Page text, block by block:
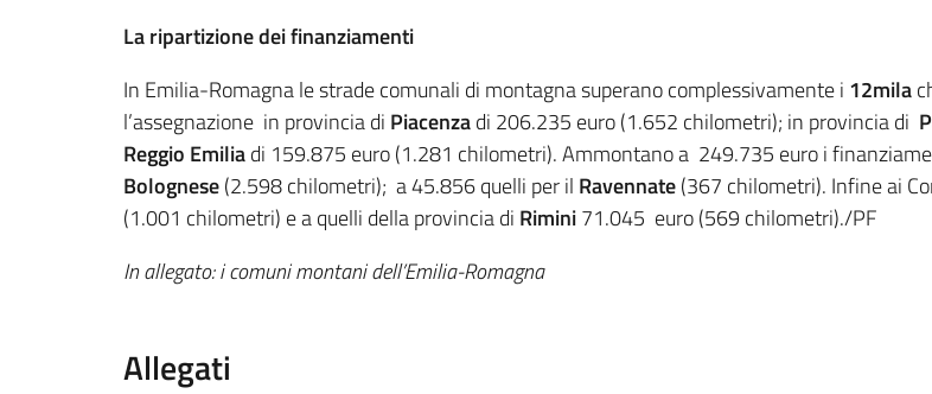
La ripartizione dei finanziamenti
In Emilia-Romagna le strade comunali di montagna superano complessivamente i 12mila
l’assegnazione in provincia di Piacenzadi 206.235 euro (1.652 chilometri); in provincia di
Reggio Emiliadi 159.875 euro (1.281 chilometri). Ammontano a 249.735 euro i
Bolognese(2.598 chilometri); a 45.856 quelli per il Ravennate(367 chilometri). Infine ai
(1.001 chilometri) e a quelli della provincia di Rimini71.045 euro (569 chilometri)./PF
In allegato: i comuni montani dell’Emilia-Romagna
Allegati